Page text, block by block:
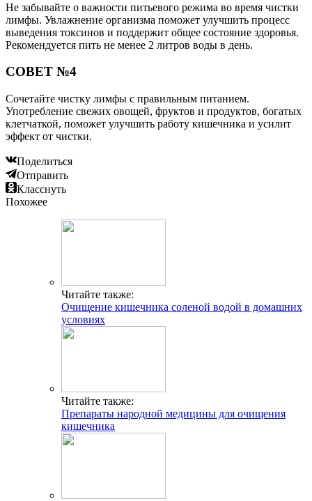
Не забывайте о важности питьевого режима во время чистки
лимфы. Увлажнение организма поможет улучшить процесс
выведения токсинов и поддержит общее состояние здоровья.
Рекомендуется пить не менее 2 литров воды в день.
СОВЕТ №4
Сочетайте чистку лимфы с правильным питанием.
Употребление свежих овощей, фруктов и продуктов, богатых
клетчаткой, поможет улучшить работу кишечника и усилит
эффект от чистки.
Поделиться
Отправить
Класснуть
Похожее
Читайте также:
Очищение кишечника соленой водой в домашних
условиях
Читайте также:
Препараты народной медицины для очищения
кишечника